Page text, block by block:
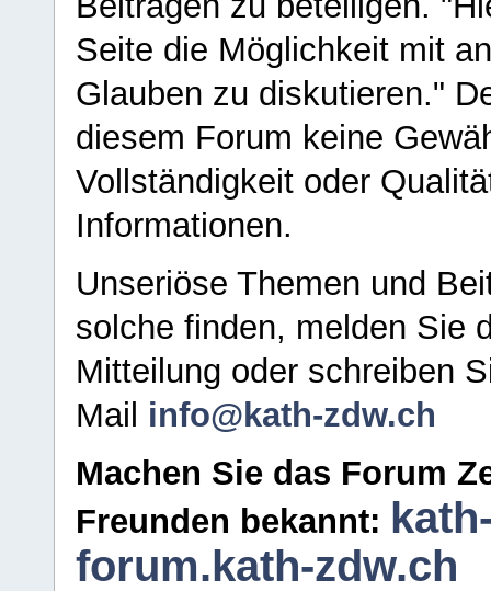
Seite die Möglichkeit mit
Glauben zu diskutieren."
diesem Forum keine
Vollständigkeit oder
Informationen.
Unseriöse Themen und
solche finden, melden Sie
Mitteilung oder schreiben
Mail info@kath-zdw.ch
Machen Sie das Forum
Freunden bekannt:
forum.kath-zdw.ch